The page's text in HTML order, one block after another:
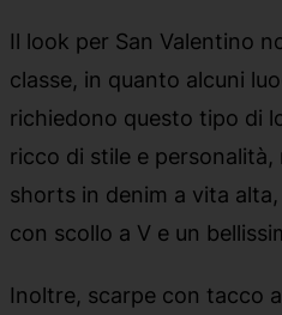
Il look per San Valentino
classe, in quanto alcuni
richiedono questo tipo di
ricco di stile e personalità,
shorts in denim a vita
con scollo a V e un
Inoltre, scarpe con tacco